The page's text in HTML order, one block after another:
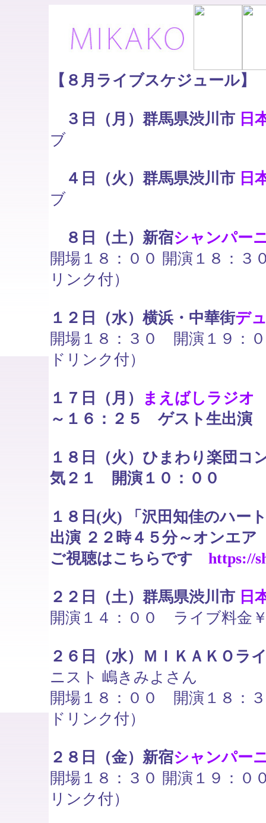
【８月ライブスケジュール】
３日（月）群馬県渋川市 日
ブ
４日（火）群馬県渋川市 日
ブ
８日（土）新宿シャンパー
開場１８：００ 開演１８：
リンク付）
１２日（水）横浜・中華街デ
開場１８：３０ 開演１９：
ドリンク付）
１７日（月）
まえばしラジオ
～１６：２５ ゲスト生出演
１８日（火）ひまわり楽団
気２１ 開演１０：００
１８日(火) 「沢田知佳のハー
出演 ２２時４５分～オンエア
ご視聴はこちらです https://
２２日（土）群馬県渋川市 日
開演１４：００ ライブ料金
２６日（水）ＭＩＫＡＫＯラ
ニスト 嶋きみよさん
開場１８：００ 開演１８：
ドリンク付）
２８日（金）新宿シャンパー
開場１８：３０ 開演１９：
リンク付）